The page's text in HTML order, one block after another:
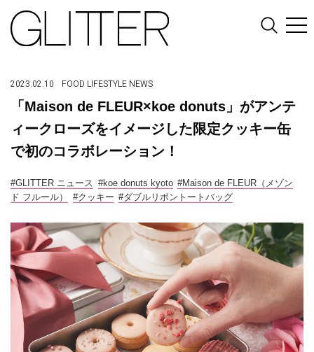
2023.02.10 FOOD LIFESTYLE NEWS
「Maison de FLEUR×koe donuts」がアンテ
ィークローズをイメージした限定クッキー缶
で初のコラボレーション！
#GLITTER ニュース #koe donuts kyoto #Maison de FLEUR（メゾン
ド フルール）
#クッキー #ダブルリボントートバッグ